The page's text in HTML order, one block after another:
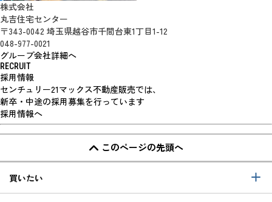
株式会社
丸吉住宅センター
〒343-0042 埼玉県越谷市千間台東1丁目1-12
048-977-0021
グループ会社詳細へ
RECRUIT
採用情報
センチュリー21マックス不動産販売では、
新卒・中途の採用募集を行っています
採用情報へ
このページの先頭へ
買いたい